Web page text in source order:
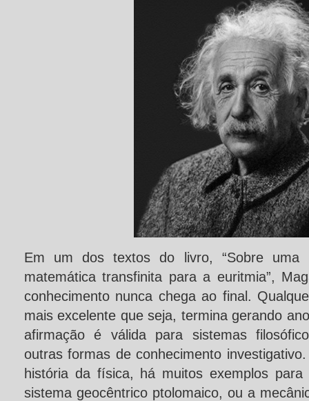
Em um dos textos do livro, “Sobre uma
matemática transfinita para a euritmia”,
conhecimento nunca chega ao final.
mais excelente que seja, termina gerando
afirmação é válida para sistemas
outras formas de conhecimento
história da física, há muitos exemplos
sistema geocêntrico ptolomaico, ou a